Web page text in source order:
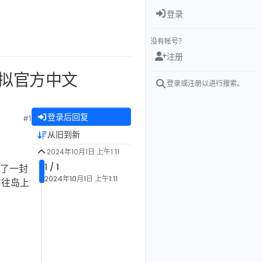
官方中文
#1
一封
岛上
登录后回复
从旧到新
2024年10月1日 上午1:11
1 / 1
2024年10月1日 上午1:11
登录
没有帐号？
注册
登录或注册以进行搜索。